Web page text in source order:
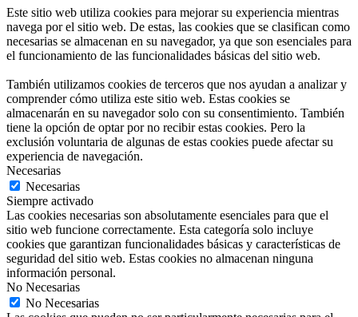
Este sitio web utiliza cookies para mejorar su experiencia mientras
navega por el sitio web. De estas, las cookies que se clasifican como
necesarias se almacenan en su navegador, ya que son esenciales para
el funcionamiento de las funcionalidades básicas del sitio web.
También utilizamos cookies de terceros que nos ayudan a analizar y
comprender cómo utiliza este sitio web. Estas cookies se
almacenarán en su navegador solo con su consentimiento. También
tiene la opción de optar por no recibir estas cookies. Pero la
exclusión voluntaria de algunas de estas cookies puede afectar su
experiencia de navegación.
Necesarias
Necesarias
Siempre activado
Las cookies necesarias son absolutamente esenciales para que el
sitio web funcione correctamente. Esta categoría solo incluye
cookies que garantizan funcionalidades básicas y características de
seguridad del sitio web. Estas cookies no almacenan ninguna
información personal.
No Necesarias
No Necesarias